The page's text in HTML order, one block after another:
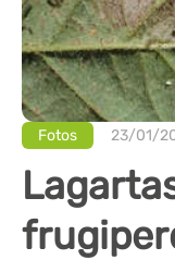
Fotos 23/01/